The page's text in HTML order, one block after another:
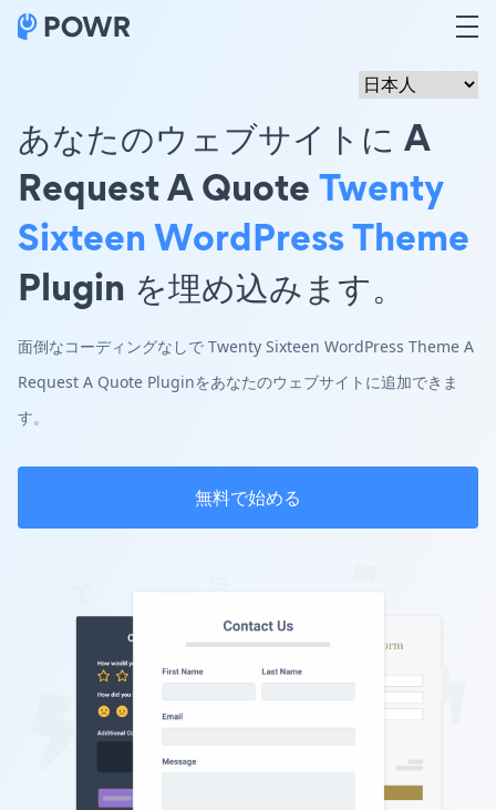
あなたのウェブサイトに A
Request A QuoteTwenty
Sixteen WordPress Theme
Plugin を埋め込みます。
面倒なコーディングなしで Twenty Sixteen WordPress Theme A
Request A Quote Pluginをあなたのウェブサイトに追加できま
す。
無料で始める